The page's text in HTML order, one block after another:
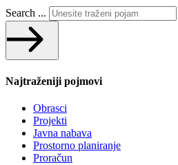
Search ...
Najtraženiji pojmovi
Obrasci
Projekti
Javna nabava
Prostorno planiranje
Proračun